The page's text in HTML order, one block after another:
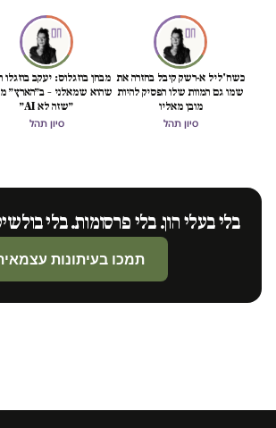
כשח'ליל א-רשק קיבל בחזרה את
שמו גם המוות שלו הפסיק להיות
מובן מאליו
סיון תהל
מבחן בוזגלוס: יעקב בוזגלו
שהוא שמאלני – ב״הארץ״
״שזה לא AI״
סיון תהל
בלי בעלי הון. בלי פרסומות. בלי
תמכו בעיתונות